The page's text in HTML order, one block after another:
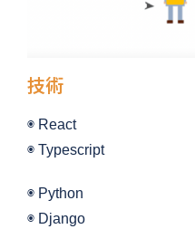
技術
◉ React
◉ Typescript
◉ Python
◉ Django